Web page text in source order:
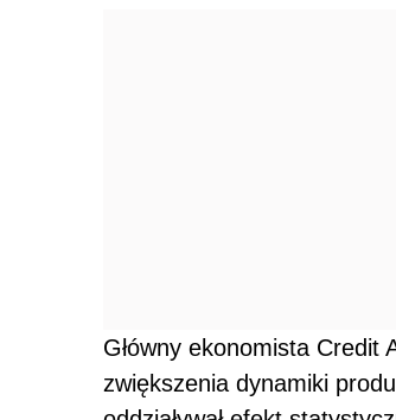
Główny ekonomista Credit
zwiększenia dynamiki